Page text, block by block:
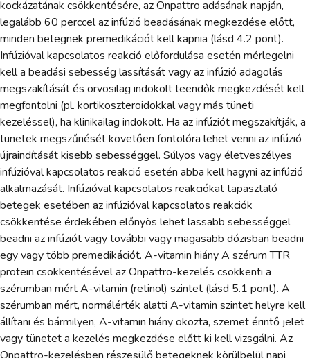
kockázatának csökkentésére, az Onpattro adásának napján,
legalább 60 perccel az infúzió beadásának megkezdése előtt,
minden betegnek premedikációt kell kapnia (lásd 4.2 pont).
Infúzióval kapcsolatos reakció előfordulása esetén mérlegelni
kell a beadási sebesség lassítását vagy az infúzió adagolás
megszakítását és orvosilag indokolt teendők megkezdését kell
megfontolni (pl. kortikoszteroidokkal vagy más tüneti
kezeléssel), ha klinikailag indokolt. Ha az infúziót megszakítják, a
tünetek megszűnését követően fontolóra lehet venni az infúzió
újraindítását kisebb sebességgel. Súlyos vagy életveszélyes
infúzióval kapcsolatos reakció esetén abba kell hagyni az infúzió
alkalmazását. Infúzióval kapcsolatos reakciókat tapasztaló
betegek esetében az infúzióval kapcsolatos reakciók
csökkentése érdekében előnyös lehet lassabb sebességgel
beadni az infúziót vagy további vagy magasabb dózisban beadni
egy vagy több premedikációt. A-vitamin hiány A szérum TTR
protein csökkentésével az Onpattro-kezelés csökkenti a
szérumban mért A-vitamin (retinol) szintet (lásd 5.1 pont). A
szérumban mért, normálérték alatti A-vitamin szintet helyre kell
állítani és bármilyen, A-vitamin hiány okozta, szemet érintő jelet
vagy tünetet a kezelés megkezdése előtt ki kell vizsgálni. Az